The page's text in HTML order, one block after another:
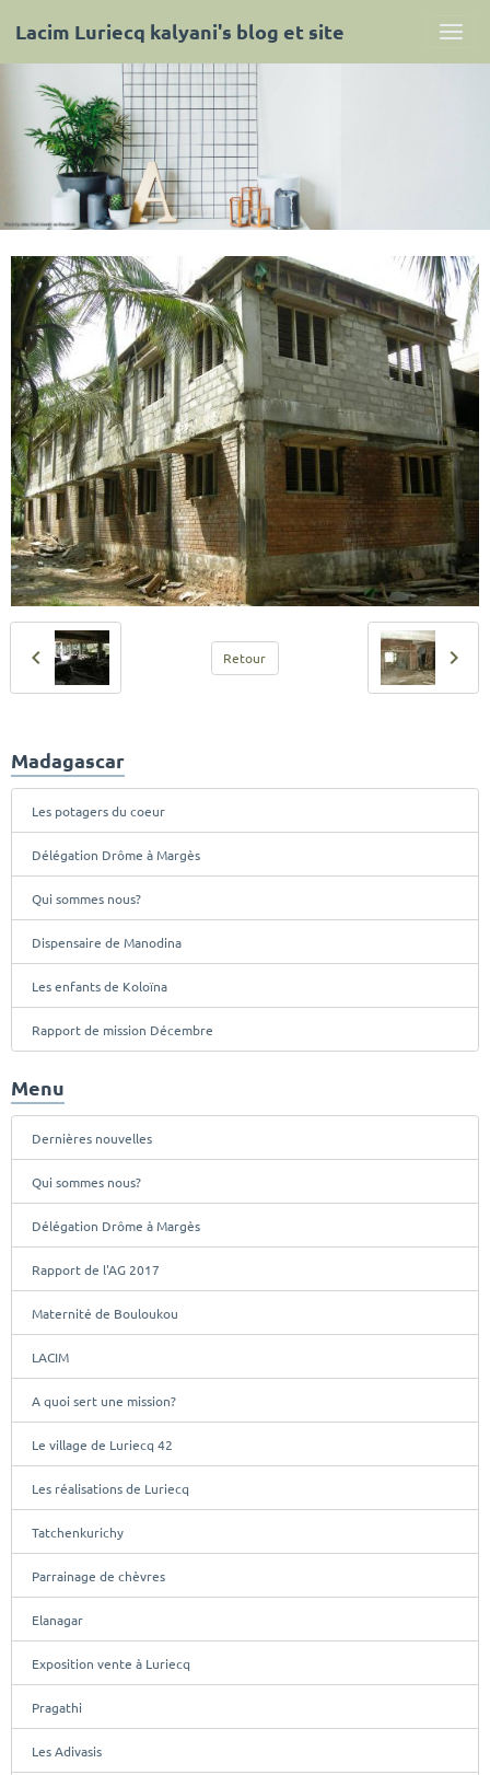
Lacim Luriecq kalyani's blog et site
Retour
Madagascar
Les potagers du coeur
Délégation Drôme à Margès
Qui sommes nous?
Dispensaire de Manodina
Les enfants de Koloïna
Rapport de mission Décembre
Menu
Dernières nouvelles
Qui sommes nous?
Délégation Drôme à Margès
Rapport de l'AG 2017
Maternité de Bouloukou
LACIM
A quoi sert une mission?
Le village de Luriecq 42
Les réalisations de Luriecq
Tatchenkurichy
Parrainage de chèvres
Elanagar
Exposition vente à Luriecq
Pragathi
Les Adivasis